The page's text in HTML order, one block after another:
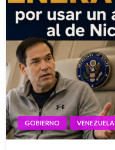
GOBIERNO VENEZUELA